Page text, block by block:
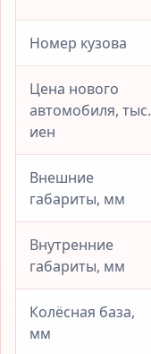
Номер кузова
Цена нового
автомобиля, тыс.
иен
Внешние
габариты, мм
Внутренние
габариты, мм
Колёсная база,
мм